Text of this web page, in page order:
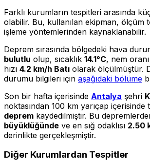
Farklı kurumların tespitleri arasında
olabilir. Bu, kullanılan ekipman, ölçüm
işleme yöntemlerinden kaynaklanabilir.
Deprem sırasında bölgedeki hava
bulutlu olup, sıcaklık 14.1°C, nem oranı
hızı 4.2 km/h Batı olarak ölçülmüştür.
durumu bilgileri için aşağıdaki bölüme
Son bir hafta içerisinde Antalya şehri
noktasından 100 km yarıçap içerisinde
deprem kaydedilmiştir. Bu
büyüklüğünde ve en sığ odaklısı 2.50
derinlikte gerçekleşmiştir.
Diğer Kurumlardan Tespitler